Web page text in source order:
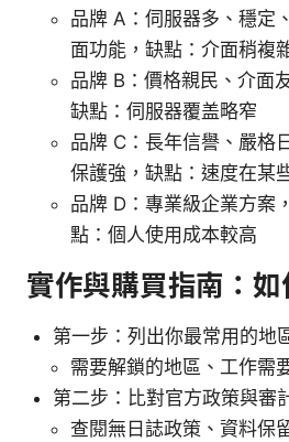
品牌 A：伺服器多、穩定
面功能，缺點：介面稍複
品牌 B：價格親民、介面
缺點：伺服器覆盖略窄
品牌 C：長年信譽、嚴格
保護強，缺點：速度在某
品牌 D：專業級企業方案
點：個人使用成本較高
實作與購買指南：
第一步：列出你最常用的地
需要解鎖的地區、工作需
第二步：比對官方政策與審
查閱無日誌政策、資料保